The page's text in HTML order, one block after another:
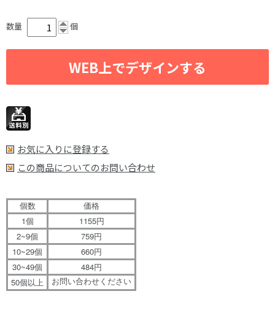
数量 個
WEB上でデザインする
お気に入りに登録する
この商品についてのお問い合わせ
個数 価格
1個 1155円
2~9個 759円
10~29個 660円
30~49個 484円
50個以上 お問い合わせください